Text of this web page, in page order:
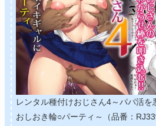
レンタル種付けおじさん4～パパ活を
おしおき輪○パーティ～（品番：